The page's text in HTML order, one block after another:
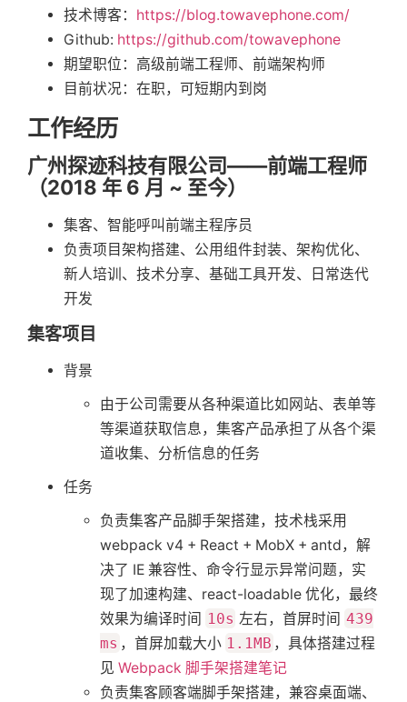
技术博客： https://blog.towavephone.com/
Github: https://github.com/towavephone
期望职位：高级前端工程师、前端架构师
目前状况：在职，可短期内到岗
工作经历
广州探迹科技有限公司——前端工程师
（2018 年 6 月 ~ 至今）
集客、智能呼叫前端主程序员
负责项目架构搭建、公用组件封装、架构优化、
新人培训、技术分享、基础工具开发、日常迭代
开发
集客项目
背景
由于公司需要从各种渠道比如网站、表单等
等渠道获取信息，集客产品承担了从各个渠
道收集、分析信息的任务
任务
负责集客产品脚手架搭建，技术栈采用
webpack v4 + React + MobX + antd，解
决了 IE 兼容性、命令行显示异常问题，实
现了加速构建、react-loadable 优化，最终
效果为编译时间 10s 左右，首屏时间 439
ms ，首屏加载大小 1.1MB ，具体搭建过程
见 Webpack 脚手架搭建笔记
负责集客顾客端脚手架搭建，兼容桌面端、